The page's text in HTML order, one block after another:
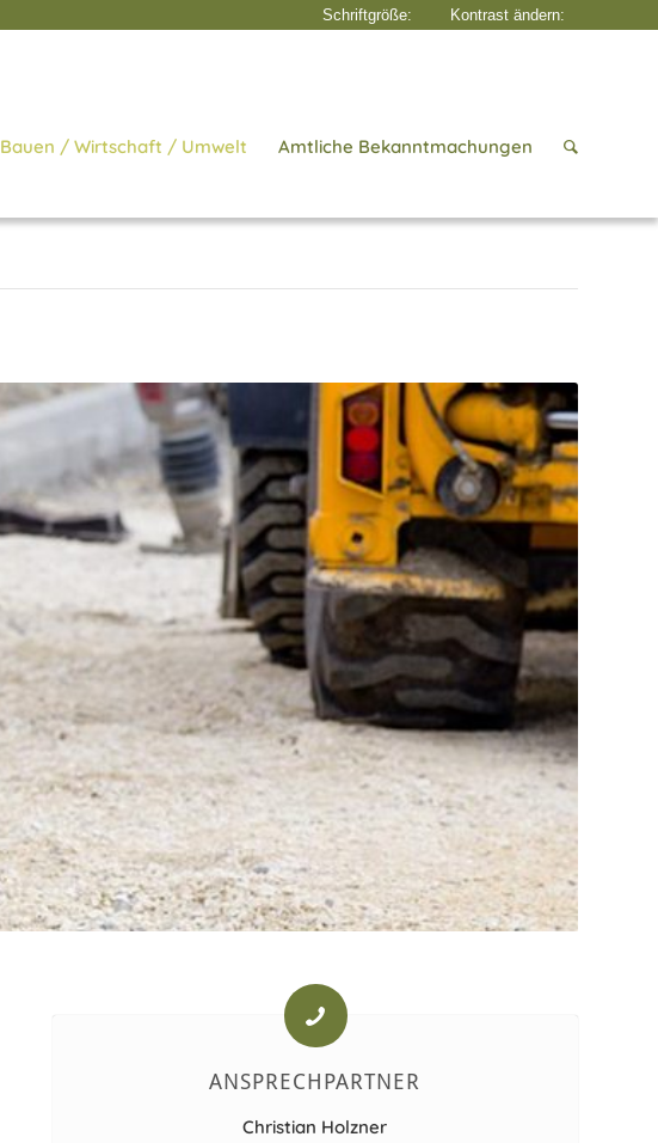
Bauen / Wirtschaft / Umwelt Amtliche Bekanntmachungen
ANSPRECHPARTNER
Christian Holzner